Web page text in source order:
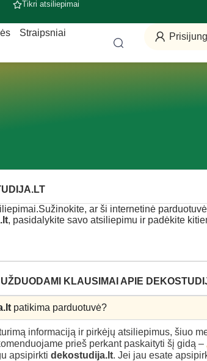
Tikri atsiliepimai
Straipsniai
ar ši internetinė
, pasidalykite savo atsiliepimu ir padėkite
KLAUSIMAI APIE
patikima parduotuvė?
informaciją ir pirkėjų atsiliepimus, šiuo
prieš perkant paskaityti šį gidą –
apsipirkti dekostudija.lt. Jei jau esate